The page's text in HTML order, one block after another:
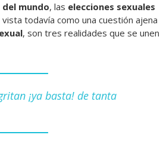
mundo, las elecciones sexuales
todavía como una cuestión ajena
, son tres realidades que se unen
¡ya basta! de tanta